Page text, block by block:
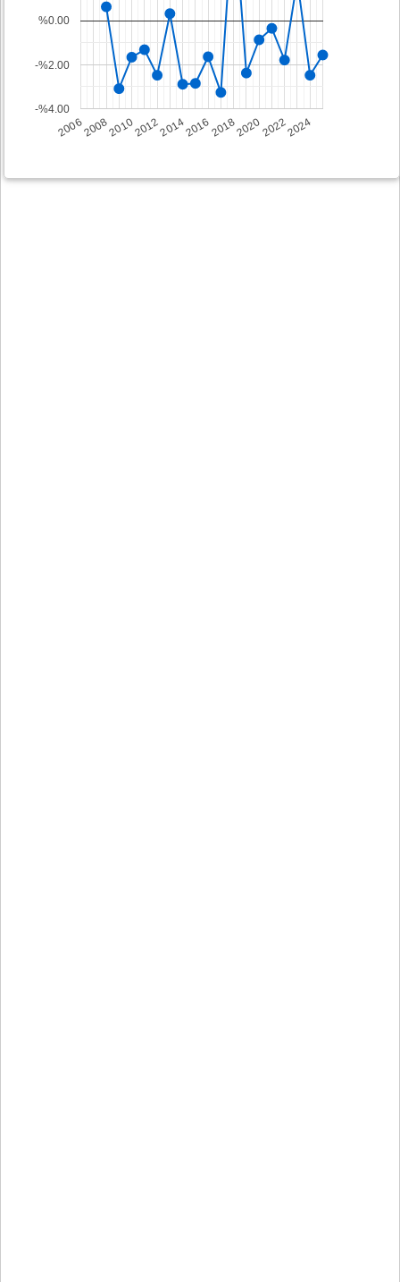
2006200820102012201420162018202020222024
-%4.00
-%2.00
%0.00